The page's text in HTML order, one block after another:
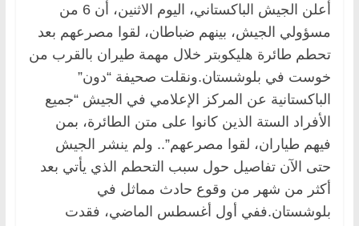
أعلن الجيش الباكستاني، اليوم الاثنين، أن 6 من
مسؤولي الجيش، بينهم ضباطان، لقوا مصرعهم بعد
تحطم طائرة هليكوبتر خلال مهمة طيران بالقرب من
خوست في بلوشستان.ونقلت صحيفة “دون”
الباكستانية عن المركز الإعلامي في الجيش “جميع
الأفراد الستة الذين كانوا على متن الطائرة، بمن
فيهم طياران، لقوا مصرعهم”.. ولم ينشر الجيش
حتى الآن تفاصيل حول سبب التحطم الذي يأتي بعد
أكثر من شهر من وقوع حادث مماثل في
بلوشستان.ففي أول أغسطس الماضي، فقدت